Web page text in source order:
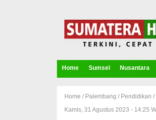
Home Sumsel Nusantara
Home / Palembang / Pendidikan /
Kamis, 31 Agustus 2023 - 14:25